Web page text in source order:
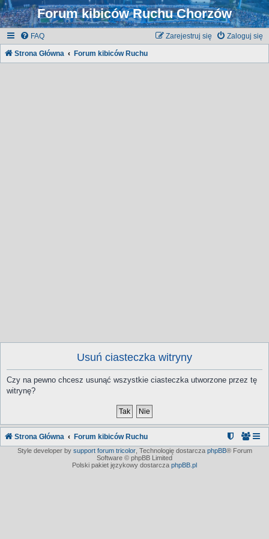
Forum kibiców Ruchu Chorzów
FAQ Zaloguj się
Zarejestruj się
Strona Główna Forum kibiców Ruchu
Usuń ciasteczka witryny
Czy na pewno chcesz usunąć wszystkie ciasteczka utworzone przez tę
witrynę?
Strona Główna Forum kibiców Ruchu
Style developer by support forum tricolor, Technologię dostarcza phpBB® Forum
Software © phpBB Limited
Polski pakiet językowy dostarcza phpBB.pl